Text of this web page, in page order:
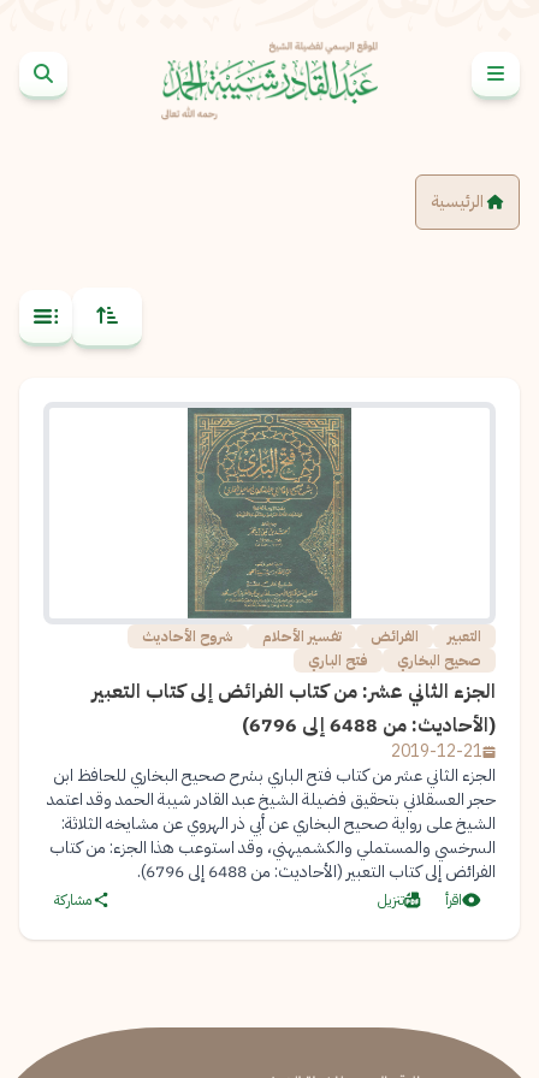
الرئيسية
التعبير الفرائض تفسير الأحلام
شروح الأحاديث
صحيح البخاري
فتح الباري
الجزء الثاني عشر: من كتاب الفرائض إلى كتاب التعبير
(الأحاديث: من 6488 إلى 6796)
2019-12-21
الجزء الثاني عشر من كتاب فتح الباري بشرح صحيح البخاري للحافظ ابن
حجر العسقلاني بتحقيق فضيلة الشيخ عبد القادر شيبة الحمد وقد اعتمد
الشيخ على رواية صحيح البخاري عن أبي ذر الهروي عن مشايخه الثلاثة:
السرخسي والمستملي والكشميهني، وقد استوعب هذا الجزء: من كتاب
الفرائض إلى كتاب التعبير (الأحاديث: من 6488 إلى 6796).
اقرأ تنزيل مشاركة